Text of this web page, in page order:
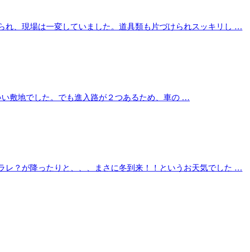
れ、現場は一変していました。道具類も片づけられスッキリし …
敷地でした。でも進入路が２つあるため、車の …
レ？が降ったりと、、、まさに冬到来！！というお天気でした …